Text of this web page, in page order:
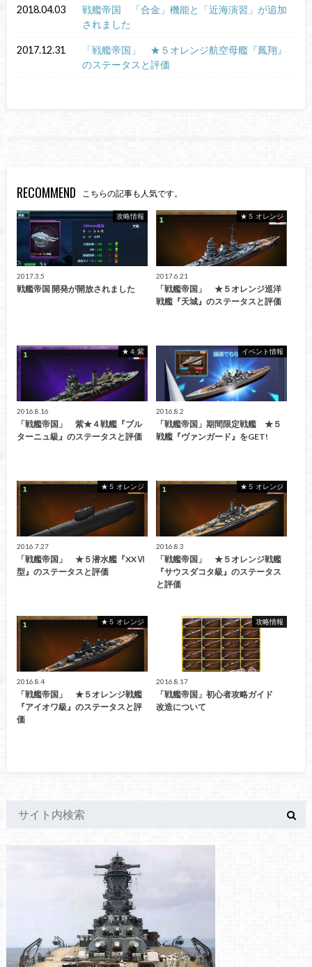
2018.04.03
戦艦帝国 「合金」機能と「近海演習」が追加
されました
2017.12.31
「戦艦帝国」 ★５オレンジ航空母艦『鳳翔』
のステータスと評価
RECOMMEND こちらの記事も人気です。
攻略情報
2017.3.5
戦艦帝国 開発が開放されました
★５ オレンジ
2017.6.21
「戦艦帝国」 ★５オレンジ巡洋
戦艦『天城』のステータスと評価
★４ 紫
2016.8.16
「戦艦帝国」 紫★４戦艦『ブル
ターニュ級』のステータスと評価
イベント情報
2016.8.2
「戦艦帝国」期間限定戦艦 ★５
戦艦『ヴァンガード』をGET!
★５ オレンジ
2016.7.27
「戦艦帝国」 ★５潜水艦『XXⅥ
型』のステータスと評価
★５ オレンジ
2016.8.3
「戦艦帝国」 ★５オレンジ戦艦
『サウスダコタ級』のステータス
と評価
★５ オレンジ
2016.8.4
「戦艦帝国」 ★５オレンジ戦艦
『アイオワ級』のステータスと評
価
攻略情報
2016.8.17
「戦艦帝国」初心者攻略ガイド
改造について